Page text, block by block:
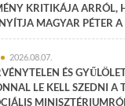
KRITIKÁJA ARRÓL,
MAGYAR PÉTER
2026.08.07.
ÉS
LE KELL SZEDNI A